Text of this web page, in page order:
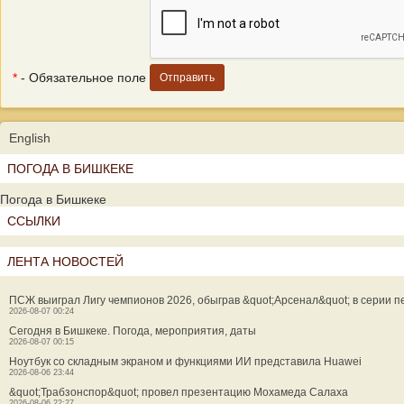
* - Обязательное поле
English
ПОГОДА В БИШКЕКЕ
Погода в Бишкеке
ССЫЛКИ
ЛЕНТА НОВОСТЕЙ
ПСЖ выиграл Лигу чемпионов 2026, обыграв &quot;Арсенал&quot; в серии
2026-08-07 00:24
Сегодня в Бишкеке. Погода, мероприятия, даты
2026-08-07 00:15
Ноутбук со складным экраном и функциями ИИ представила Huawei
2026-08-06 23:44
&quot;Трабзонспор&quot; провел презентацию Мохамеда Салаха